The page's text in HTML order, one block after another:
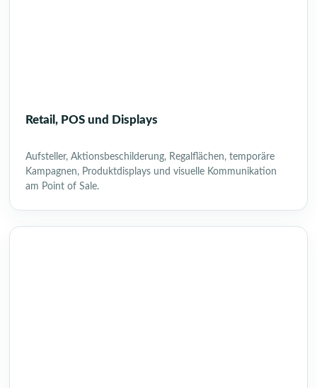
Retail, POS und Displays
Aufsteller, Aktionsbeschilderung, Regalflächen, temporäre
Kampagnen, Produktdisplays und visuelle Kommunikation
am Point of Sale.